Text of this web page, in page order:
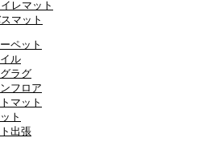
イレマット
マット
ペット
ル
ラグ
フロア
マット
ト
出張